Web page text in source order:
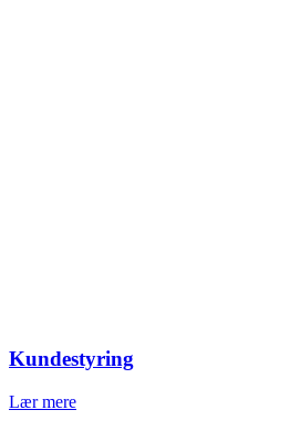
Kundestyring
Lær mere